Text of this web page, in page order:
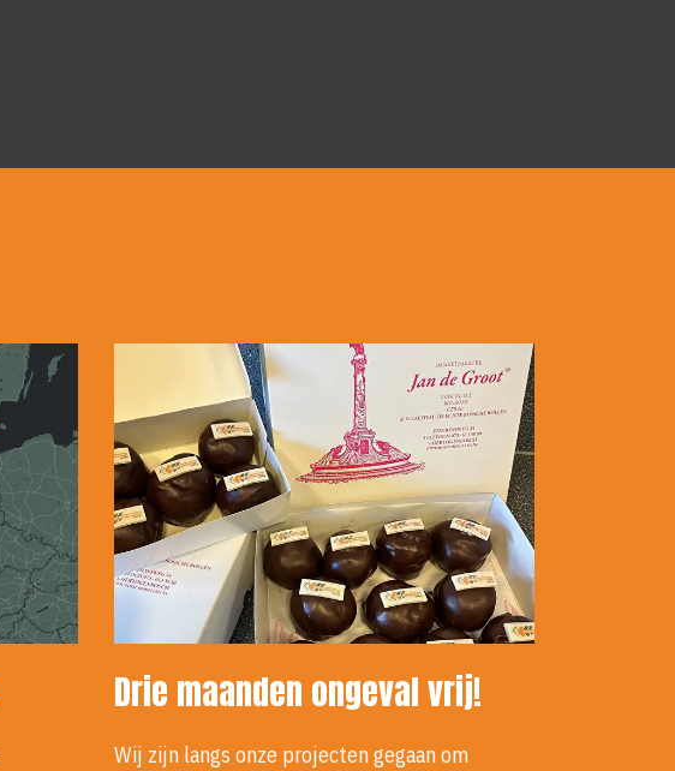
Drie maanden ongeval vrij!
Wij zijn langs onze projecten gegaan om